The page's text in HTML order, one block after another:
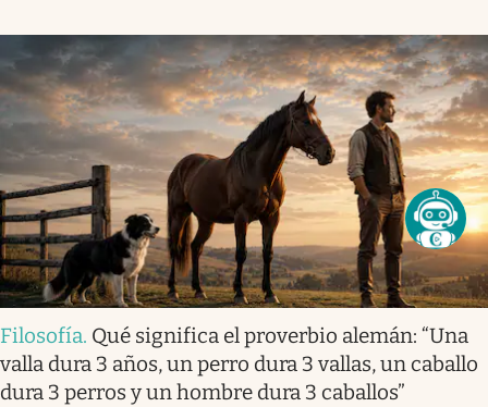
Filosofía. Qué significa el proverbio alemán: “Una
valla dura 3 años, un perro dura 3 vallas, un caballo
dura 3 perros y un hombre dura 3 caballos”